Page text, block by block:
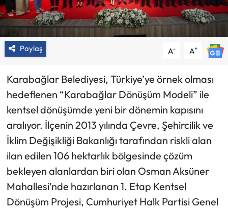
Paylaş A- A+
Karabağlar Belediyesi, Türkiye’ye örnek olması
hedeflenen “Karabağlar Dönüşüm Modeli” ile
kentsel dönüşümde yeni bir dönemin kapısını
aralıyor. İlçenin 2013 yılında Çevre, Şehircilik ve
İklim Değişikliği Bakanlığı tarafından riskli alan
ilan edilen 106 hektarlık bölgesinde çözüm
bekleyen alanlardan biri olan Osman Aksüner
Mahallesi’nde hazırlanan 1. Etap Kentsel
Dönüşüm Projesi, Cumhuriyet Halk Partisi Genel